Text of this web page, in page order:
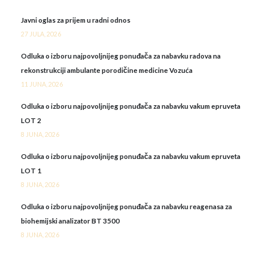
Javni oglas za prijem u radni odnos
27 JULA, 2026
Odluka o izboru najpovoljnijeg ponuđača za nabavku radova na
rekonstrukciji ambulante porodičine medicine Vozuća
11 JUNA, 2026
Odluka o izboru najpovoljnijeg ponuđača za nabavku vakum epruveta
LOT 2
8 JUNA, 2026
Odluka o izboru najpovoljnijeg ponuđača za nabavku vakum epruveta
LOT 1
8 JUNA, 2026
Odluka o izboru najpovoljnijeg ponuđača za nabavku reagenasa za
biohemijski analizator BT 3500
8 JUNA, 2026